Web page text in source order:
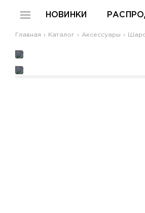
НОВИНКИ
Главная Каталог Аксессуары